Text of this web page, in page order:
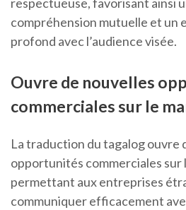
compréhension mutuelle et un
profond avec l’audience visée.
Ouvre de nouvelles
commerciales sur le
La traduction du tagalog ouvre
opportunités commerciales sur
permettant aux entreprises
communiquer efficacement